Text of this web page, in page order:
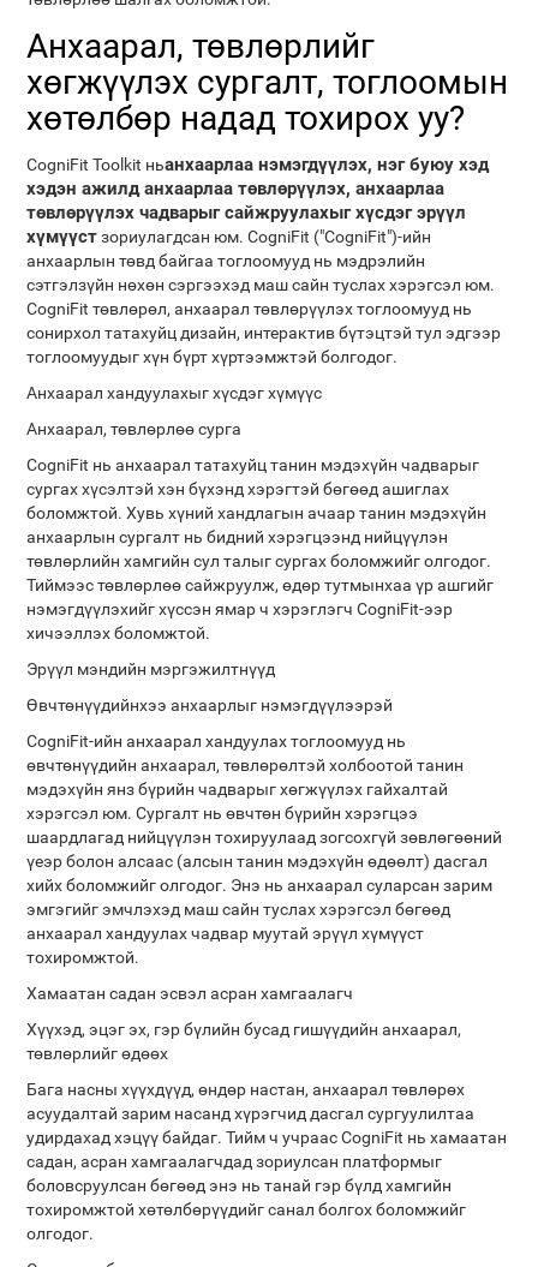
Анхаарал, төвлөрлийг
хөгжүүлэх сургалт, тоглоомын
хөтөлбөр надад тохирох уу?
CogniFit Toolkit ньанхаарлаа нэмэгдүүлэх, нэг буюу хэд
хэдэн ажилд анхаарлаа төвлөрүүлэх, анхаарлаа
төвлөрүүлэх чадварыг сайжруулахыг хүсдэг эрүүл
хүмүүстзориулагдсан юм. CogniFit ("CogniFit")-ийн
анхаарлын төвд байгаа тоглоомууд нь мэдрэлийн
сэтгэлзүйн нөхөн сэргээхэд маш сайн туслах хэрэгсэл юм.
CogniFit төвлөрөл, анхаарал төвлөрүүлэх тоглоомууд нь
сонирхол татахуйц дизайн, интерактив бүтэцтэй тул эдгээр
тоглоомуудыг хүн бүрт хүртээмжтэй болгодог.
Анхаарал хандуулахыг хүсдэг хүмүүс
Анхаарал, төвлөрлөө сурга
CogniFit нь анхаарал татахуйц танин мэдэхүйн чадварыг
сургах хүсэлтэй хэн бүхэнд хэрэгтэй бөгөөд ашиглах
боломжтой. Хувь хүний ​​хандлагын ачаар танин мэдэхүйн
анхаарлын сургалт нь бидний хэрэгцээнд нийцүүлэн
төвлөрлийн хамгийн сул талыг сургах боломжийг олгодог.
Тиймээс төвлөрлөө сайжруулж, өдөр тутмынхаа үр ашгийг
нэмэгдүүлэхийг хүссэн ямар ч хэрэглэгч CogniFit-ээр
хичээллэх боломжтой.
Эрүүл мэндийн мэргэжилтнүүд
Өвчтөнүүдийнхээ анхаарлыг нэмэгдүүлээрэй
CogniFit-ийн анхаарал хандуулах тоглоомууд нь
өвчтөнүүдийн анхаарал, төвлөрөлтэй холбоотой танин
мэдэхүйн янз бүрийн чадварыг хөгжүүлэх гайхалтай
хэрэгсэл юм. Сургалт нь өвчтөн бүрийн хэрэгцээ
шаардлагад нийцүүлэн тохируулаад зогсохгүй зөвлөгөөний
үеэр болон алсаас (алсын танин мэдэхүйн өдөөлт) дасгал
хийх боломжийг олгодог. Энэ нь анхаарал суларсан зарим
эмгэгийг эмчлэхэд маш сайн туслах хэрэгсэл бөгөөд
анхаарал хандуулах чадвар муутай эрүүл хүмүүст
тохиромжтой.
Хамаатан садан эсвэл асран хамгаалагч
Хүүхэд, эцэг эх, гэр бүлийн бусад гишүүдийн анхаарал,
төвлөрлийг өдөөх
Бага насны хүүхдүүд, өндөр настан, анхаарал төвлөрөх
асуудалтай зарим насанд хүрэгчид дасгал сургуулилтаа
удирдахад хэцүү байдаг. Тийм ч учраас CogniFit нь хамаатан
садан, асран хамгаалагчдад зориулсан платформыг
боловсруулсан бөгөөд энэ нь танай гэр бүлд хамгийн
тохиромжтой хөтөлбөрүүдийг санал болгох боломжийг
олгодог.